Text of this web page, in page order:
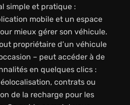
simple et pratique :
mobile et un espace
mieux gérer son véhicule.
propriétaire d’un véhicule
– peut accéder à de
en quelques clics :
contrats ou
de la recharge pour les